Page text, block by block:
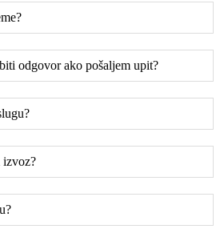
odgovor ako pošaljem upit?
izvoz?